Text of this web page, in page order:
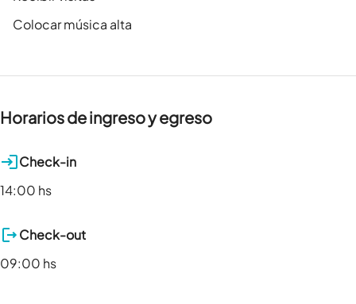
Colocar música alta
Horarios de ingreso y egreso
Check-in
14:00 hs
Check-out
09:00 hs